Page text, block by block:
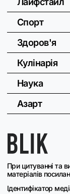
При цитуванні та
матеріалів
Ідентифікатор
Спорт
Здоров'я
Кулінарія
Наука
Азарт